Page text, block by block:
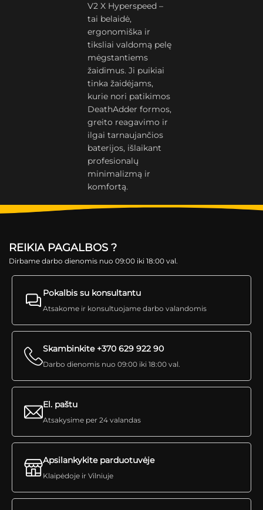
V2 X Hyperspeed –
tai belaidė,
ergonomiška ir
tiksliai valdomą pelę
mėgstantiems
žaidimus. Ji puikiai
tinka žaidėjams,
kurie nori patikimos
DeathAdder formos,
greito reagavimo ir
ilgai tarnaujančios
baterijos, išlaikant
profesionalų
minimalizmą ir
komfortą.
REIKIA PAGALBOS ?
Dirbame darbo dienomis nuo 09:00 iki 18:00 val.
Pokalbis su konsultantu
Atsakome ir konsultuojame darbo valandomis
Skambinkite +370 629 922 90
Darbo dienomis nuo 09:00 iki 18:00 val.
El. paštu
Atsakysime per 24 valandas
Apsilankykite parduotuvėje
Klaipėdoje ir Vilniuje